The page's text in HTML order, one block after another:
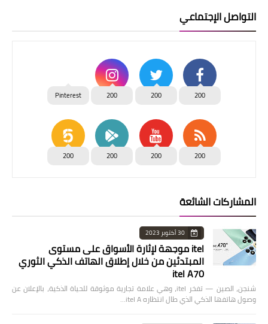
التواصل الإجتماعي
200
200
200
Pinterest
200
200
200
200
المشاركات الشائعة
30 أكتوبر 2023
itel موجهة لإثارة الأسواق على مستوى
المبتدئين من خلال إطلاق الهاتف الذكي الثوري
itel A70
شنجن، الصين — تفخر itel، وهي علامة تجارية موثوقة للحياة الذكية، بالإعلان عن
وصول هاتفها الذكي الذي طال انتظاره itel A…